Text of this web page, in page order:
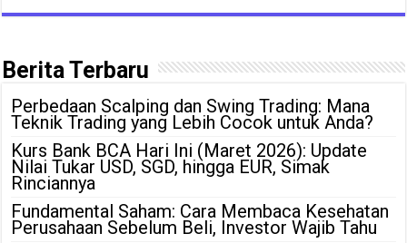
Berita Terbaru
Perbedaan Scalping dan Swing Trading: Mana
Teknik Trading yang Lebih Cocok untuk Anda?
Kurs Bank BCA Hari Ini (Maret 2026): Update
Nilai Tukar USD, SGD, hingga EUR, Simak
Rinciannya
Fundamental Saham: Cara Membaca Kesehatan
Perusahaan Sebelum Beli, Investor Wajib Tahu